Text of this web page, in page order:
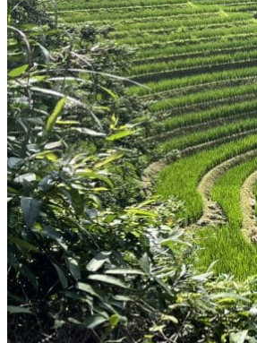
Demande d’info
09 83 07 44 60